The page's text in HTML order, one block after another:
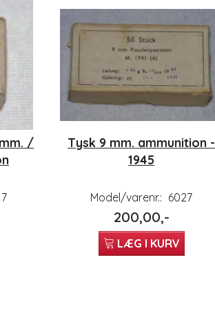
/
Tysk 9 mm. ammunition -
1945
Model/varenr.: 6027
200,00,-
LÆG I KURV